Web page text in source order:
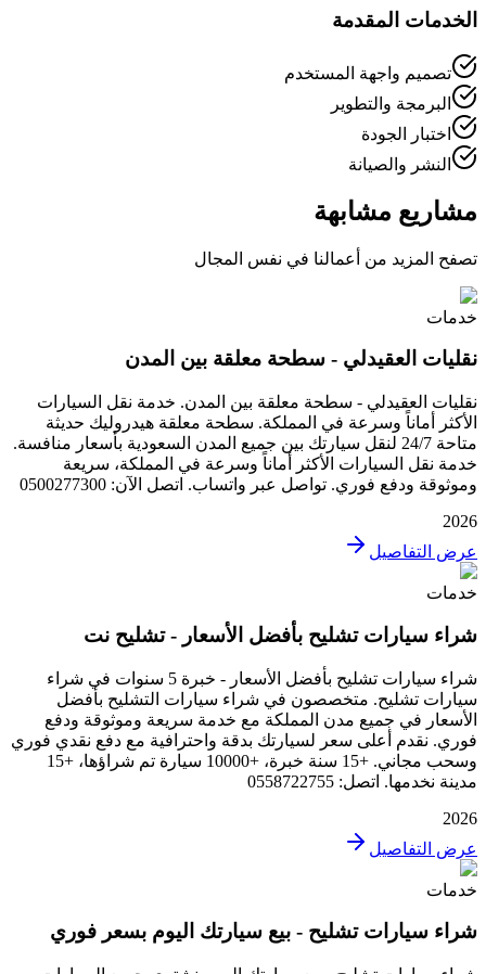
الخدمات المقدمة
تصميم واجهة المستخدم
البرمجة والتطوير
اختبار الجودة
النشر والصيانة
مشاريع مشابهة
تصفح المزيد من أعمالنا في نفس المجال
خدمات
نقليات العقيدلي - سطحة معلقة بين المدن
نقليات العقيدلي - سطحة معلقة بين المدن. خدمة نقل السيارات
الأكثر أماناً وسرعة في المملكة. سطحة معلقة هيدروليك حديثة
متاحة 24/7 لنقل سيارتك بين جميع المدن السعودية بأسعار منافسة.
خدمة نقل السيارات الأكثر أماناً وسرعة في المملكة، سريعة
وموثوقة ودفع فوري. تواصل عبر واتساب. اتصل الآن: 0500277300
2026
عرض التفاصيل
خدمات
شراء سيارات تشليح بأفضل الأسعار - تشليح نت
شراء سيارات تشليح بأفضل الأسعار - خبرة 5 سنوات في شراء
سيارات تشليح. متخصصون في شراء سيارات التشليح بأفضل
الأسعار في جميع مدن المملكة مع خدمة سريعة وموثوقة ودفع
فوري. نقدم أعلى سعر لسيارتك بدقة واحترافية مع دفع نقدي فوري
وسحب مجاني. +15 سنة خبرة، +10000 سيارة تم شراؤها، +15
مدينة نخدمها. اتصل: 0558722755
2026
عرض التفاصيل
خدمات
شراء سيارات تشليح - بيع سيارتك اليوم بسعر فوري